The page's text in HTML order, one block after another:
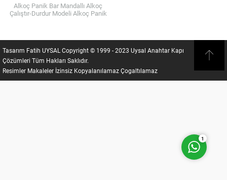
Alkoç Panik Bar Mandallı Alkoç
Çalıştır-Durdur Modeli Alkoç Panik
Tasarım Fatih UYSAL Copyright © 1999 - 2023 Uysal Anahtar Kapı
Çözümleri Tüm Hakları Saklıdır.
Resimler Makaleler İzinsiz Kopyalanılamaz Çogaltılamaz
Fatih UYSAL
1